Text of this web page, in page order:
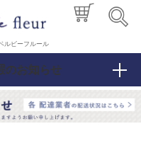
ルビーフルール
のお知らせ